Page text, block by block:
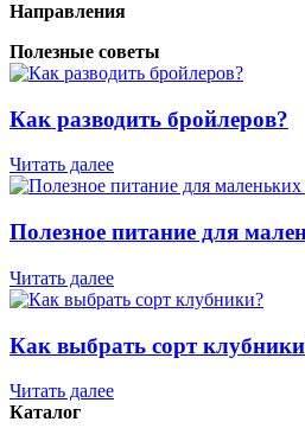
Направления
Полезные советы
Как разводить бройлеров?
Читать далее
Полезное питание для
Читать далее
Как выбрать сорт
Читать далее
Каталог